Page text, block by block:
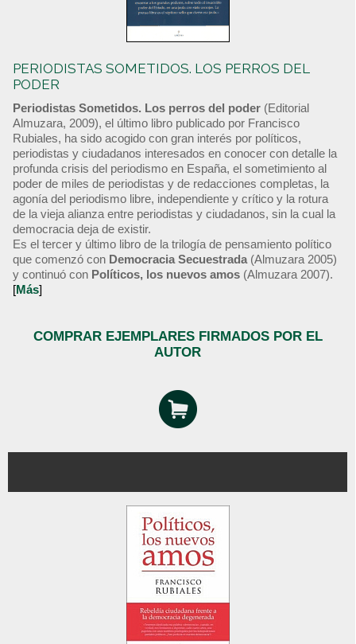
PERIODISTAS SOMETIDOS. LOS PERROS DEL
PODER
Periodistas Sometidos. Los perros del poder (Editorial
Almuzara, 2009), el último libro publicado por Francisco
Rubiales, ha sido acogido con gran interés por políticos,
periodistas y ciudadanos interesados en conocer con detalle la
profunda crisis del periodismo en España, el sometimiento al
poder de miles de periodistas y de redacciones completas, la
agonía del periodismo libre, independiente y crítico y la rotura
de la vieja alianza entre periodistas y ciudadanos, sin la cual la
democracia deja de existir.
Es el tercer y último libro de la trilogía de pensamiento político
que comenzó con Democracia Secuestrada (Almuzara 2005)
y continuó con Políticos, los nuevos amos (Almuzara 2007).
[Más]
COMPRAR EJEMPLARES FIRMADOS POR EL
AUTOR